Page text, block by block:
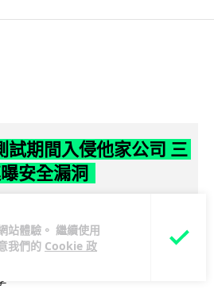
站體驗。 繼續使用
我們的 Cookie 政
試期間入侵他家公司 三
安全漏洞
Muse Spark 1.1 在網絡安全測試期
設定出錯而意外連上互聯網...